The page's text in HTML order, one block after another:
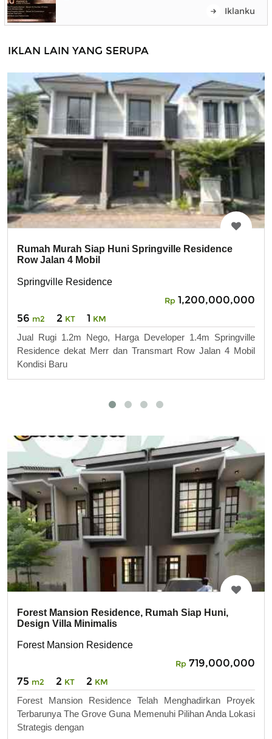
Iklanku
IKLAN LAIN YANG SERUPA
Rumah Murah Siap Huni Springville Residence
Row Jalan 4 Mobil
Springville Residence
Rp 1,200,000,000
56 m2 2 KT 1 KM
Jual Rugi 1.2m Nego, Harga Developer 1.4m Springville
Residence dekat Merr dan Transmart Row Jalan 4 Mobil
Kondisi Baru
Forest Mansion Residence, Rumah Siap Huni,
Design Villa Minimalis
Forest Mansion Residence
Rp 719,000,000
75 m2 2 KT 2 KM
Forest Mansion Residence Telah Menghadirkan Proyek
Terbarunya The Grove Guna Memenuhi Pilihan Anda Lokasi
Strategis dengan